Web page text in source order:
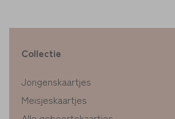
Collectie
Jongenskaartjes
Meisjeskaartjes